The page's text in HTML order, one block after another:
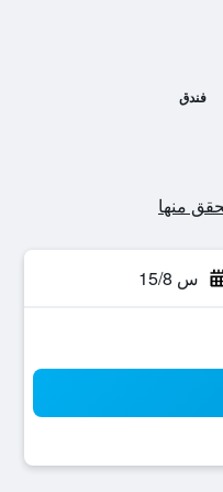
فندق
س 15/8